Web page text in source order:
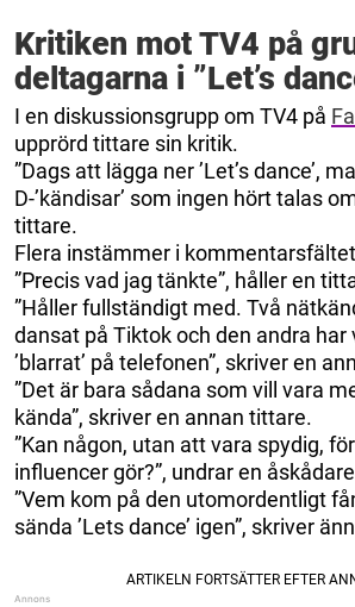
Kritiken mot TV4 på
deltagarna i ”Let’s
I en diskussionsgrupp om TV4 på
upprörd tittare sin kritik.
”Dags att lägga ner ’Let’s dance’,
D-’kändisar’ som ingen hört talas
tittare.
Flera instämmer i
”Precis vad jag tänkte”, håller en
”Håller fullständigt med. Två
dansat på Tiktok och den andra har
’blarrat’ på telefonen”, skriver en
”Det är bara sådana som vill vara
kända”, skriver en annan tittare.
”Kan någon, utan att vara spydig,
influencer gör?”, undrar en
”Vem kom på den utomordentligt
sända ’Lets dance’ igen”, skriver